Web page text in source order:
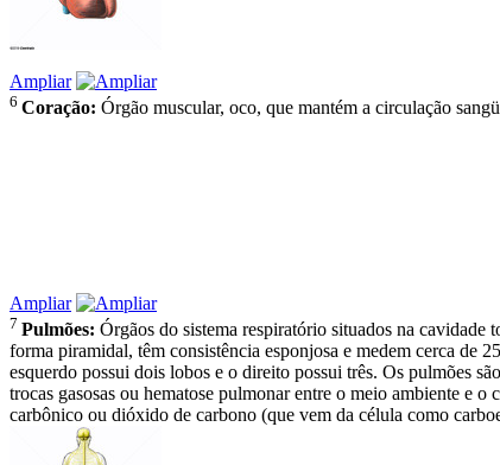
Ampliar
6 Coração: Órgão muscular, oco, que mantém a circulação
Ampliar
7 Pulmões: Órgãos do sistema respiratório situados na cavidade
forma piramidal, têm consistência esponjosa e medem cerca de
esquerdo possui dois lobos e o direito possui três. Os pulmões
trocas gasosas ou hematose pulmonar entre o meio ambiente e
carbônico ou dióxido de carbono (que vem da célula como